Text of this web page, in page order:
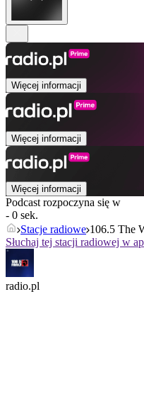
Więcej informacji
Więcej informacji
Więcej informacji
Podcast rozpoczyna się w
- 0 sek.
Stacje radiowe 106.5 The
Słuchaj tej stacji radiowej w
radio.pl